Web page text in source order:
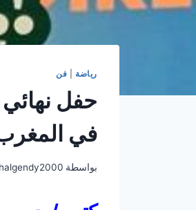
رياضة فن
في
بواسطة halgendy2000